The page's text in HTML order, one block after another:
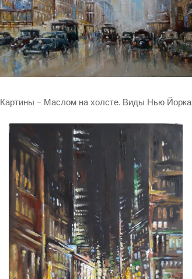
Картины - Маслом на холсте. Виды Нью Йорка